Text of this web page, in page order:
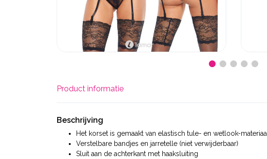
Product informatie
Beschrijving
Het korset is gemaakt van elastisch tule- en wetlook-materiaal
Verstelbare bandjes en jarretelle (niet verwijderbaar)
Sluit aan de achterkant met haaksluiting